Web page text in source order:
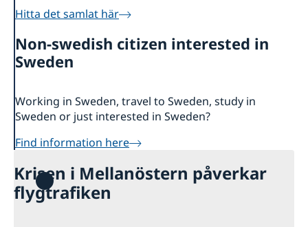
Svenska företag i Saint Kitts och Nevis
Hitta det samlat här
Non-swedish citizen interested in
Sweden
Working in Sweden, travel to Sweden, study in
Sweden or just interested in Sweden?
Find information here
Krisen i Mellanöstern påverkar
flygtrafiken